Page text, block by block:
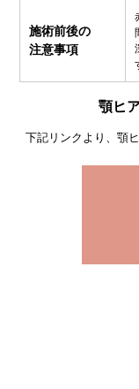
施術前後の
注意事項
顎ヒ
下記リンクより、顎